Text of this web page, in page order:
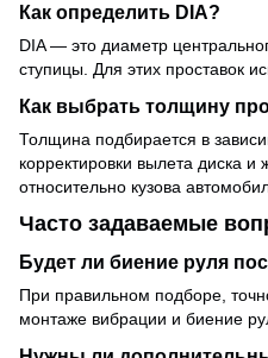
Как определить DIA?
DIA — это диаметр
ступицы. Для этих проставок
Как выбрать толщину
Толщина подбирается в
корректировки вылета диска
относительно кузова
Часто задаваемые
Будет ли биение руля
При правильном подборе,
монтаже вибрации и биение